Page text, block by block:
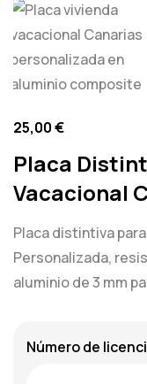
25,00€
Placa
Vacacional
Placa distintiva
Personalizada,
aluminio de 3 mm
Número de